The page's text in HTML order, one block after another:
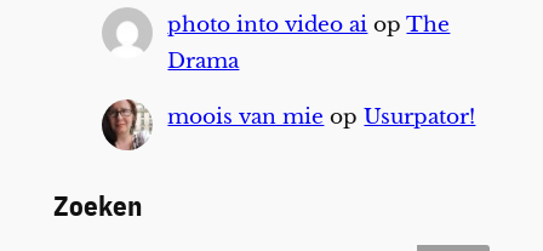
photo into video ai opThe
Drama
moois van mie opUsurpator!
Zoeken